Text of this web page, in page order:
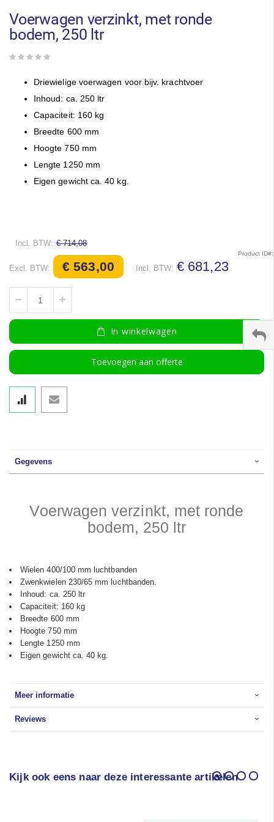
het
begin
van
afbeeldingen-
Voerwagen verzinkt, met ronde
bodem, 250 ltr
Driewielige voerwagen voor bijv. krachtvoer
Inhoud: ca. 250 ltr
Capaciteit: 160 kg
Breedte 600 mm
Hoogte 750 mm
Lengte 1250 mm
Eigen gewicht ca. 40 kg.
€ 714,08
€ 563,00
prijs
€ 681,23
Product ID
In winkelwagen
Toevoegen aan offerte
Gegevens
Voerwagen verzinkt, met ronde
bodem, 250 ltr
Wielen 400/100 mm luchtbanden
Zwenkwielen 230/65 mm luchtbanden.
Inhoud: ca. 250 ltr
Capaciteit: 160 kg
Breedte 600 mm
Hoogte 750 mm
Lengte 1250 mm
Eigen gewicht ca. 40 kg.
Meer informatie
Reviews
Kijk ook eens naar deze interessante artikelen